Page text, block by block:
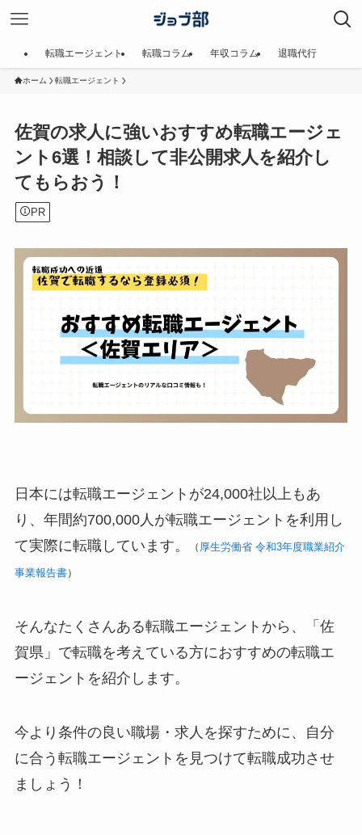
転職エージェント 転職コラム 年収コラム 退職代行
ホーム 転職エージェント
佐賀の求人に強いおすすめ転職エージェ
ント6選！相談して非公開求人を紹介し
てもらおう！
PR
日本には転職エージェントが24,000社以上もあ
り、年間約700,000人が転職エージェントを利用し
て実際に転職しています。
（ 厚生労働省 令和3年度職業紹介
事業報告書）
そんなたくさんある転職エージェントから、「佐
賀県」で転職を考えている方におすすめの転職エ
ージェントを紹介します。
今より条件の良い職場・求人を探すために、自分
に合う転職エージェントを見つけて転職成功させ
ましょう！